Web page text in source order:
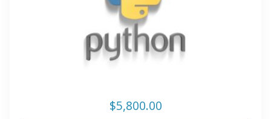
$5,800.00